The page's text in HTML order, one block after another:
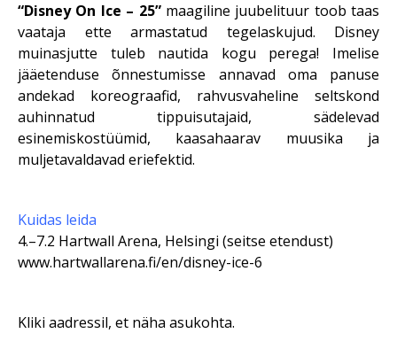
“Disney On Ice – 25”maagiline juubelituur toob taas
vaataja ette armastatud tegelaskujud. Disney
muinasjutte tuleb nautida kogu perega! Imelise
jääetenduse õnnestumisse annavad oma panuse
andekad koreograafid, rahvusvaheline seltskond
auhinnatud tippuisutajaid, sädelevad
esinemiskostüümid, kaasahaarav muusika ja
muljetavaldavad eriefektid.
Kuidas leida
4.–7.2 Hartwall Arena, Helsingi (seitse etendust)
www.hartwallarena.fi/en/disney-ice-6
Kliki aadressil, et näha asukohta.